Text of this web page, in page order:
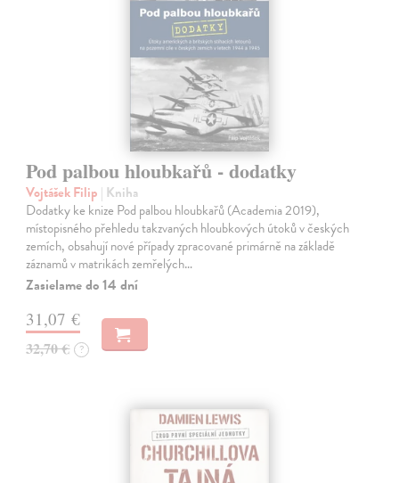
Pod palbou hloubkařů - dodatky
Vojtášek Filip | Kniha
Dodatky ke knize Pod palbou hloubkařů (Academia 2019),
místopisného přehledu takzvaných hloubkových útoků v českých
zemích, obsahují nové případy zpracované primárně na základě
záznamů v matrikách zemřelých…
Zasielame do 14 dní
31,07 €
32,70 € ?